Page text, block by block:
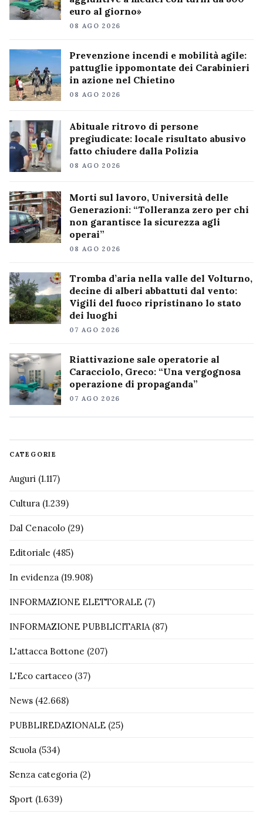
euro al giorno»
08 AGO 2026
Prevenzione incendi e mobilità agile:
pattuglie ippomontate dei Carabinieri
in azione nel Chietino
08 AGO 2026
Abituale ritrovo di persone
pregiudicate: locale risultato abusivo
fatto chiudere dalla Polizia
08 AGO 2026
Morti sul lavoro, Università delle
Generazioni: “Tolleranza zero per chi
non garantisce la sicurezza agli
operai”
08 AGO 2026
Tromba d’aria nella valle del Volturno,
decine di alberi abbattuti dal vento:
Vigili del fuoco ripristinano lo stato
dei luoghi
07 AGO 2026
Riattivazione sale operatorie al
Caracciolo, Greco: “Una vergognosa
operazione di propaganda”
07 AGO 2026
CATEGORIE
Auguri (1.117)
Cultura (1.239)
Dal Cenacolo (29)
Editoriale (485)
In evidenza (19.908)
INFORMAZIONE ELETTORALE (7)
INFORMAZIONE PUBBLICITARIA (87)
L'attacca Bottone (207)
L'Eco cartaceo (37)
News (42.668)
PUBBLIREDAZIONALE (25)
Scuola (534)
Senza categoria (2)
Sport (1.639)